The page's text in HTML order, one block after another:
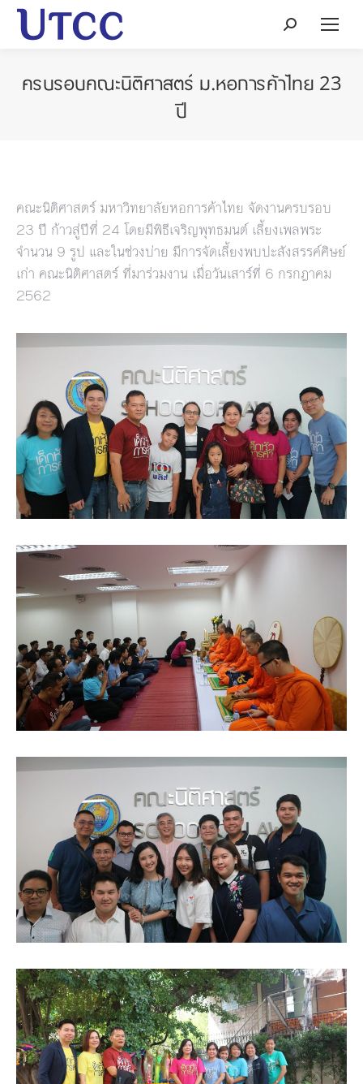
Search:
ครบรอบคณะนิติศาสตร์ ม.หอการค้าไทย 23
ปี
คณะนิติศาสตร์ มหาวิทยาลัยหอการค้าไทย จัดงานครบรอบ
23 ปี ก้าวสู่ปีที่ 24 โดยมีพิธีเจริญพุทธมนต์ เลี้ยงเพลพระ
จำนวน 9 รูป และในช่วงบ่าย มีการจัดเลี้ยงพบปะสังสรรค์ศิษย์
เก่า คณะนิติศาสตร์ ที่มาร่วมงาน เมื่อวันเสาร์ที่ 6 กรกฎาคม
2562